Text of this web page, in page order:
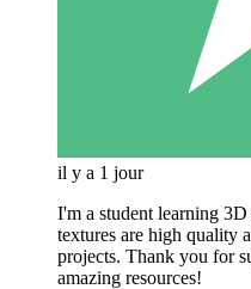
il y a 1 jour
I'm a student learning
textures are high quality
projects. Thank you for
amazing resources!